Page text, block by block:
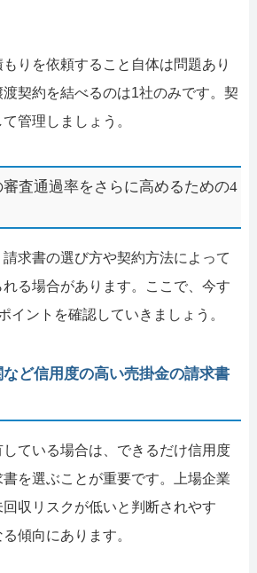
りを依頼すること自体は問題あり
契約を結べるのは1社のみです。契
管理しましょう。
査通過率をさらに高めるための4
求書の選び方や契約方法によって
る場合があります。ここで、今す
イントを確認していきましょう。
ど信用度の高い売掛金の請求書
ている場合は、できるだけ信用度
を選ぶことが重要です。上場企業
収リスクが低いと判断されやす
傾向にあります。